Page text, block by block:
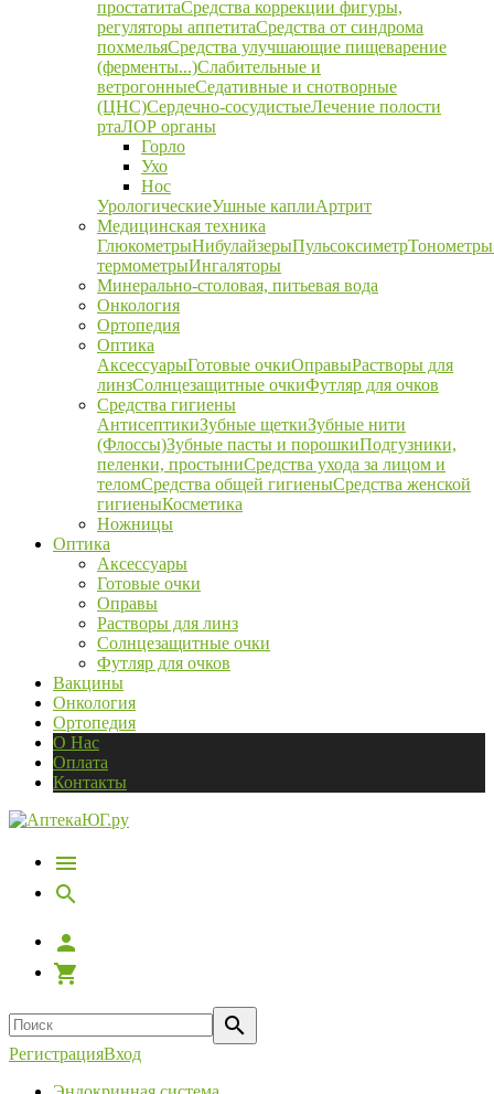
простатитаСредства коррекции фигуры,
регуляторы аппетитаСредства от синдрома
похмельяСредства улучшающие пищеварение
(ферменты...)Слабительные и
ветрогонныеСедативные и снотворные
(ЦНС)Сердечно-сосудистыеЛечение полости
ртаЛОР органы
Горло
Ухо
Нос
УрологическиеУшные каплиАртрит
Медицинская техника
ГлюкометрыНибулайзерыПульсоксиметрТонометры
термометрыИнгаляторы
Минерально-столовая, питьевая вода
Онкология
Ортопедия
Оптика
АксессуарыГотовые очкиОправыРастворы для
линзСолнцезащитные очкиФутляр для очков
Средства гигиены
АнтисептикиЗубные щеткиЗубные нити
(Флоссы)Зубные пасты и порошкиПодгузники,
пеленки, простыниСредства ухода за лицом и
теломСредства общей гигиеныСредства женской
гигиеныКосметика
Ножницы
Оптика
Аксессуары
Готовые очки
Оправы
Растворы для линз
Солнцезащитные очки
Футляр для очков
Вакцины
Онкология
Ортопедия
О Нас
Оплата
Контакты
РегистрацияВход